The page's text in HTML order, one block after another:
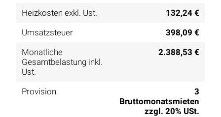
Heizkosten exkl. Ust.
132,24 €
Umsatzsteuer
398,09 €
Monatliche
Gesamtbelastung inkl.
Ust.
2.388,53 €
Provision
3
Bruttomonatsmieten
zzgl. 20% USt.